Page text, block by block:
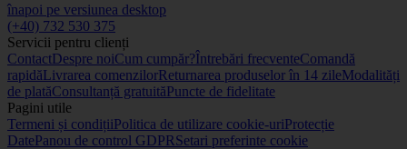
înapoi pe versiunea desktop
(+40) 732 530 375
Servicii pentru clienți
ContactDespre noiCum cumpăr?Întrebări frecventeComandă
rapidăLivrarea comenzilorReturnarea produselor în 14 zileModalități
de platăConsultanță gratuităPuncte de fidelitate
Pagini utile
Termeni și condițiiPolitica de utilizare cookie-uriProtecție
DatePanou de control GDPRSetari preferinte cookie